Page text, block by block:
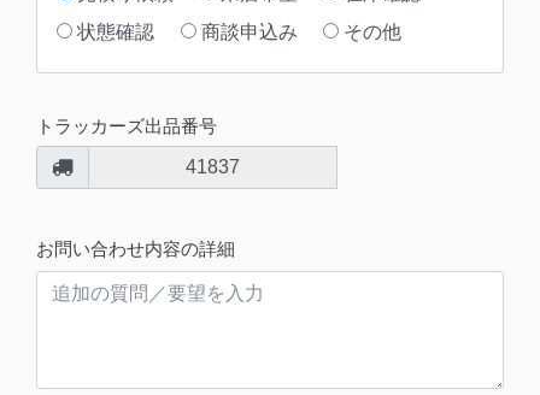
状態確認
商談申込み その他
トラッカーズ出品番号
41837
お問い合わせ内容の詳細